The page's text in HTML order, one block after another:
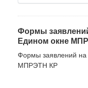
Формы
Едином окне
Формы заявлений на
МПРЭТН КР